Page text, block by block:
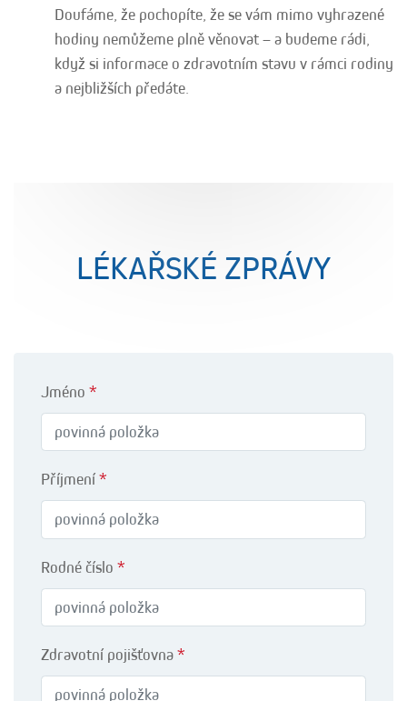
Doufáme, že pochopíte, že se vám mimo vyhrazené
hodiny nemůžeme plně věnovat – a budeme rádi,
když si informace o zdravotním stavu v rámci rodiny
a nejbližších předáte.
LÉKAŘSKÉ ZPRÁVY
Jméno *
Příjmení *
Rodné číslo *
Zdravotní pojišťovna *